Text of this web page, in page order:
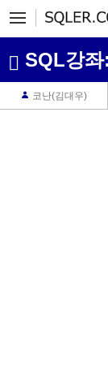
SQL강좌: 챗GPT와 함께
코난(김대우)